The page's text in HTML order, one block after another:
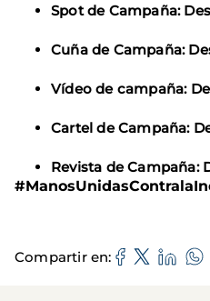
Spot de Campaña:
Cuña de Campaña:
Vídeo de campaña:
Cartel de Campaña:
Revista de Campaña:
Compartir en